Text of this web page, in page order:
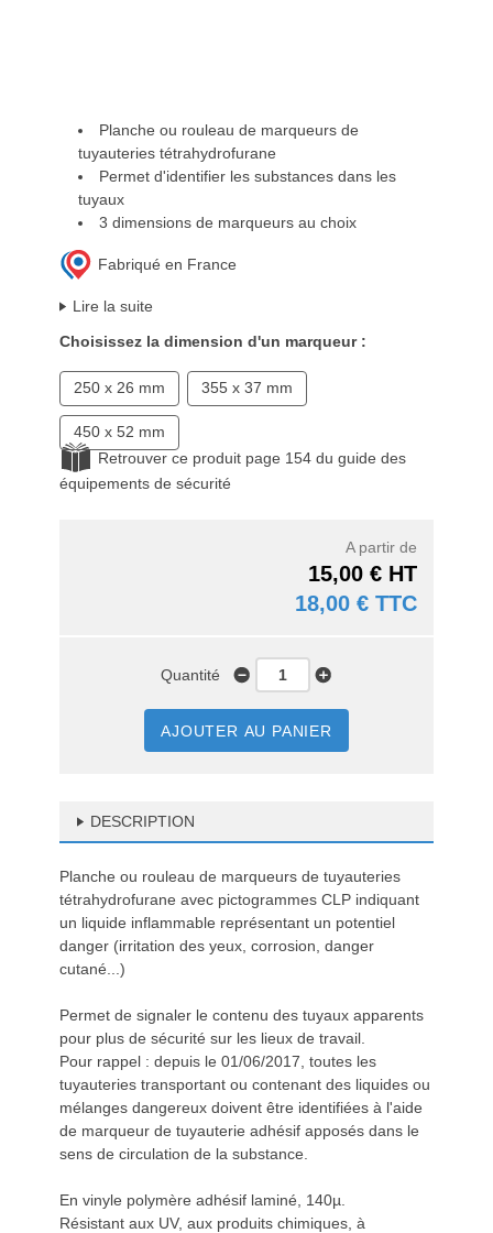
Planche ou rouleau de marqueurs de
tuyauteries tétrahydrofurane
Permet d'identifier les substances dans les
tuyaux
3 dimensions de marqueurs au choix
Fabriqué en France
Lire la suite
Choisissez la dimension d'un marqueur :
250 x 26 mm 355 x 37 mm
450 x 52 mm
Retrouver ce produit page 154 du guide des
équipements de sécurité
A partir de
15,00 € HT
18,00 € TTC
Quantité
AJOUTER AU PANIER
DESCRIPTION
Planche ou rouleau de marqueurs de tuyauteries
tétrahydrofurane avec pictogrammes CLP indiquant
un liquide inflammable représentant un potentiel
danger (irritation des yeux, corrosion, danger
cutané...)
Permet de signaler le contenu des tuyaux apparents
pour plus de sécurité sur les lieux de travail.
Pour rappel : depuis le 01/06/2017, toutes les
tuyauteries transportant ou contenant des liquides ou
mélanges dangereux doivent être identifiées à l'aide
de marqueur de tuyauterie adhésif apposés dans le
sens de circulation de la substance.
En vinyle polymère adhésif laminé, 140µ.
Résistant aux UV, aux produits chimiques, à